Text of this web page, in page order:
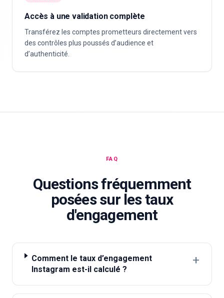
Accès à une validation complète
Transférez les comptes prometteurs directement vers
des contrôles plus poussés d’audience et
d’authenticité.
FAQ
Questions fréquemment
posées sur les taux
d'engagement
Comment le taux d’engagement
Instagram est-il calculé ?
+